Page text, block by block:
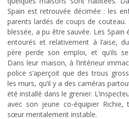
Spain est retrouvée décimée : les
parents lardés de coups de
blessée, a pu être sauvée. Les Spain
entourés et relativement à l’aise,
père perde son emploi, et qu’ils
Dans leur maison, à l’intérieur
police s’aperçoit que des trous
les murs, qu’il y a des caméras
été installé dans le grenier.
avec son jeune co-équipier Richie,
sœur mentalement instable.